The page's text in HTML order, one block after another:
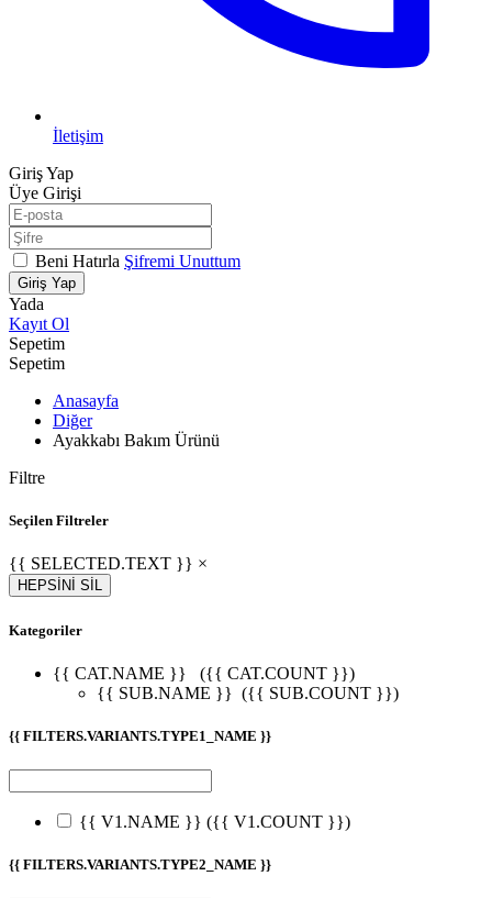
İletişim
Giriş Yap
Üye Girişi
Beni Hatırla Şifremi Unuttum
Giriş Yap
Yada
Kayıt Ol
Sepetim
Sepetim
Anasayfa
Diğer
Ayakkabı Bakım Ürünü
Filtre
Seçilen Filtreler
{{ SELECTED.TEXT }} ×
HEPSİNİ SİL
Kategoriler
{{ CAT.NAME }}
({{ CAT.COUNT }})
{{ SUB.NAME }} ({{ SUB.COUNT }})
{{ FILTERS.VARIANTS.TYPE1_NAME }}
{{ V1.NAME }} ({{ V1.COUNT }})
{{ FILTERS.VARIANTS.TYPE2_NAME }}